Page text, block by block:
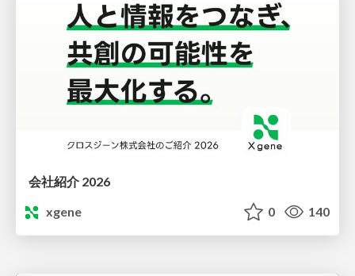
会社紹介 2026
xgene
0 140